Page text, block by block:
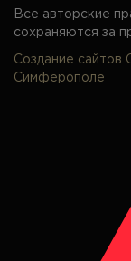
Все авторские
сохраняются за
Создание сайтов
Симферополе